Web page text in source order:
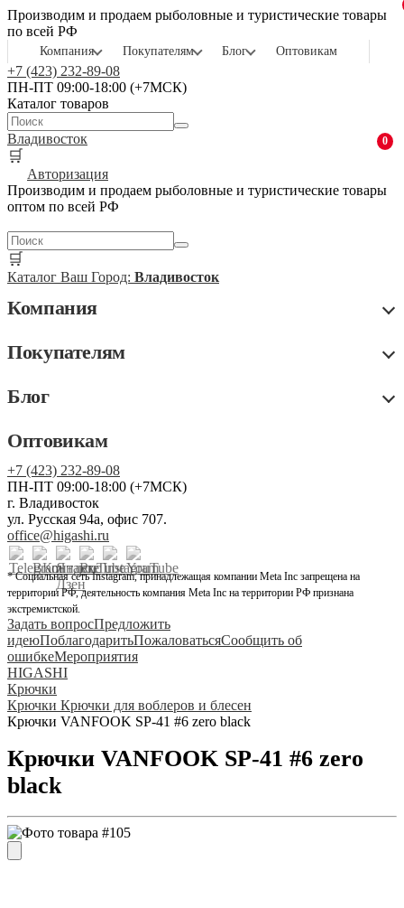
Производим и продаем рыболовные и туристические товары
по всей РФ
Компания Покупателям Блог Оптовикам
+7 (423) 232-89-08
ПН-ПТ 09:00-18:00 (+7МСК)
Каталог товаров
Владивосток
🛒
0
Авторизация
Производим и продаем рыболовные и туристические товары
оптом по всей РФ
🛒
Каталог Ваш Город: Владивосток
Компания
Покупателям
Блог
Оптовикам
+7 (423) 232-89-08
ПН-ПТ 09:00-18:00 (+7МСК)
г. Владивосток
ул. Русская 94а, офис 707.
office@higashi.ru
* Социальная сеть Instagram, принадлежащая компании Meta Inc запрещена на
территории РФ, деятельность компания Meta Inc на территории РФ признана
экстремистской.
Задать вопросПредложить
идеюПоблагодаритьПожаловатьсяСообщить об
ошибкеМероприятия
HIGASHI
Крючки
Крючки Крючки для воблеров и блесен
Крючки VANFOOK SP-41 #6 zero black
Крючки VANFOOK SP-41 #6 zero
black